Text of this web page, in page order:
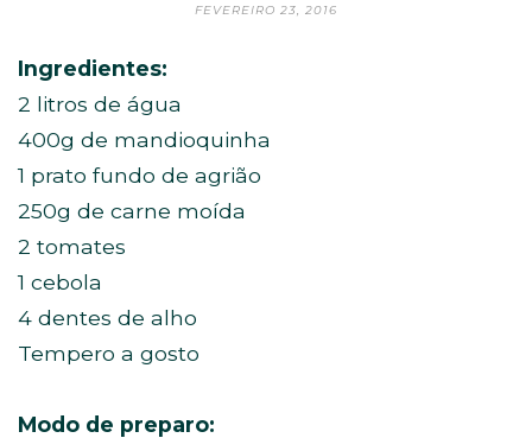
FEVEREIRO 23, 2016
Ingredientes:
2 litros de água
400g de mandioquinha
1 prato fundo de agrião
250g de carne moída
2 tomates
1 cebola
4 dentes de alho
Tempero a gosto
Modo de preparo: